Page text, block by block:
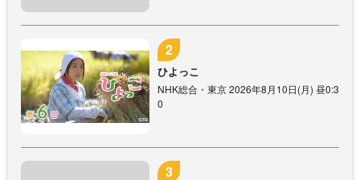
ひよっこ
NHK総合・東京 2026年8月10日(月) 昼0:3
0